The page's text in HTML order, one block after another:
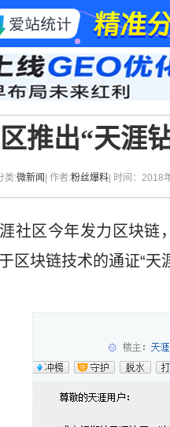
推出“天涯
类:微新闻 | 作者:粉丝爆料 | 时间：2018
社区今年发力区块链
区块链技术的通证“